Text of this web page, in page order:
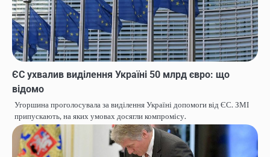
ЄС ухвалив виділення Україні 50 млрд євро: що
відомо
Угоршина проголосувала за виділення Україні допомоги від ЄС. ЗМІ
припускають, на яких умовах досягли компромісу.